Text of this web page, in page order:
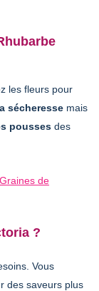
les fleurs pour
sécheresse mais
pousses des
Graines de
?
Vous
des saveurs plus